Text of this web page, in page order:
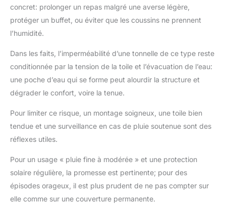
petites réunions
familiales de 6 à 8
personnes,pour
améliorer le sentiment
d'ambiance, la Tonnelle
mesure 285cm de haut
et offre beaucoup
activités.Les alliages
galvanisés résistants à
la rouille assurent une
vous permet
d'économiser sur les
coûts de maintenance
tout en profitant d'une
concret: prolonger un repas malgré une averse légère,
protéger un buffet, ou éviter que les coussins ne prennent
l’humidité.
Dans les faits, l’imperméabilité d’une tonnelle de ce type reste
conditionnée par la tension de la toile et l’évacuation de l’eau:
une poche d’eau qui se forme peut alourdir la structure et
dégrader le confort, voire la tenue.
Pour limiter ce risque, un montage soigneux, une toile bien
tendue et une surveillance en cas de pluie soutenue sont des
réflexes utiles.
Pour un usage « pluie fine à modérée » et une protection
solaire régulière, la promesse est pertinente; pour des
épisodes orageux, il est plus prudent de ne pas compter sur
elle comme sur une couverture permanente.